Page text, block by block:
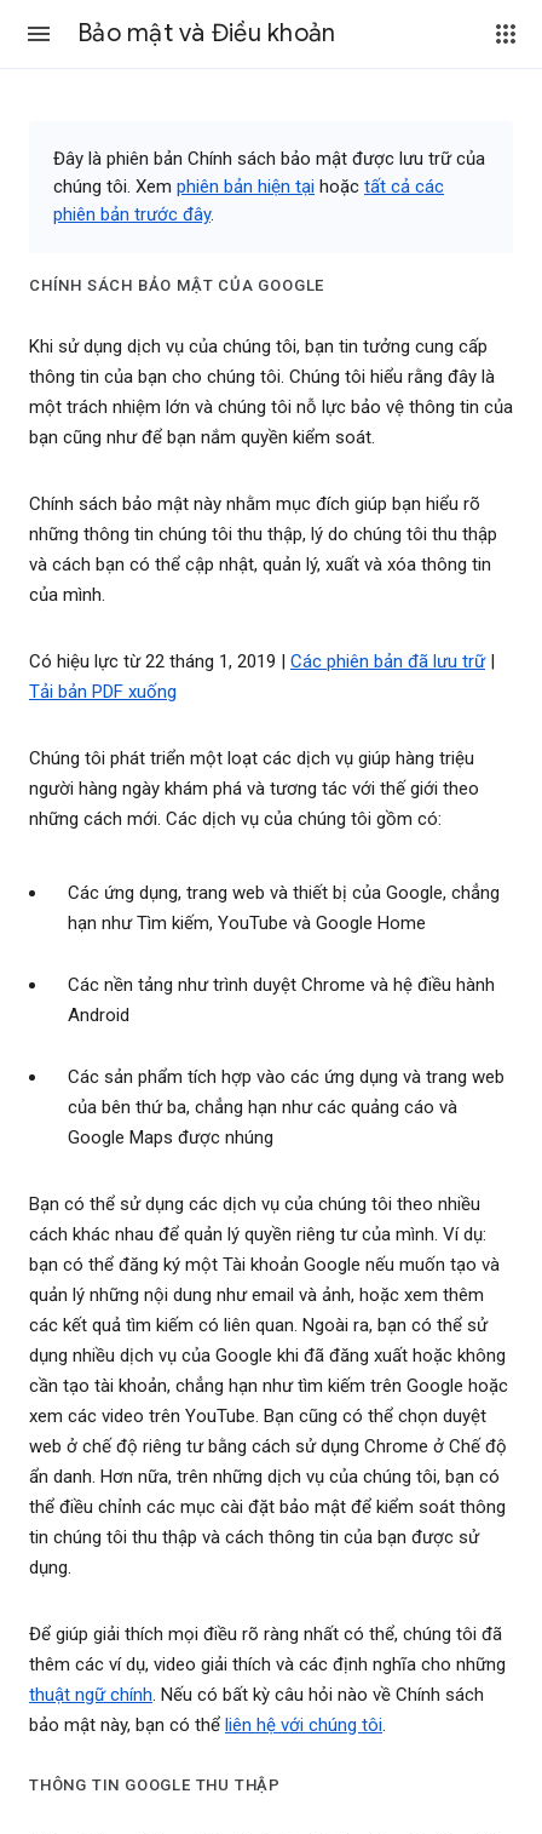
Bảo mật và Điều khoản
Đây là phiên bản Chính sách bảo mật được lưu trữ của
chúng tôi. Xem phiên bản hiện tại hoặc tất cả các
phiên bản trước đây.
CHÍNH SÁCH BẢO MẬT CỦA GOOGLE
Khi sử dụng dịch vụ của chúng tôi, bạn tin tưởng cung cấp
thông tin của bạn cho chúng tôi. Chúng tôi hiểu rằng đây là
một trách nhiệm lớn và chúng tôi nỗ lực bảo vệ thông tin của
bạn cũng như để bạn nắm quyền kiểm soát.
Chính sách bảo mật này nhằm mục đích giúp bạn hiểu rõ
những thông tin chúng tôi thu thập, lý do chúng tôi thu thập
và cách bạn có thể cập nhật, quản lý, xuất và xóa thông tin
của mình.
Có hiệu lực từ 22 tháng 1, 2019 | Các phiên bản đã lưu trữ|
Tải bản PDF xuống
Chúng tôi phát triển một loạt các dịch vụ giúp hàng triệu
người hàng ngày khám phá và tương tác với thế giới theo
những cách mới. Các dịch vụ của chúng tôi gồm có:
Các ứng dụng, trang web và thiết bị của Google, chẳng
hạn như Tìm kiếm, YouTube và Google Home
Các nền tảng như trình duyệt Chrome và hệ điều hành
Android
Các sản phẩm tích hợp vào các ứng dụng và trang web
của bên thứ ba, chẳng hạn như các quảng cáo và
Google Maps được nhúng
Bạn có thể sử dụng các dịch vụ của chúng tôi theo nhiều
cách khác nhau để quản lý quyền riêng tư của mình. Ví dụ:
bạn có thể đăng ký một Tài khoản Google nếu muốn tạo và
quản lý những nội dung như email và ảnh, hoặc xem thêm
các kết quả tìm kiếm có liên quan. Ngoài ra, bạn có thể sử
dụng nhiều dịch vụ của Google khi đã đăng xuất hoặc không
cần tạo tài khoản, chẳng hạn như tìm kiếm trên Google hoặc
xem các video trên YouTube. Bạn cũng có thể chọn duyệt
web ở chế độ riêng tư bằng cách sử dụng Chrome ở Chế độ
ẩn danh. Hơn nữa, trên những dịch vụ của chúng tôi, bạn có
thể điều chỉnh các mục cài đặt bảo mật để kiểm soát thông
tin chúng tôi thu thập và cách thông tin của bạn được sử
dụng.
Để giúp giải thích mọi điều rõ ràng nhất có thể, chúng tôi đã
thêm các ví dụ, video giải thích và các định nghĩa cho những
thuật ngữ chính. Nếu có bất kỳ câu hỏi nào về Chính sách
bảo mật này, bạn có thể liên hệ với chúng tôi.
THÔNG TIN GOOGLE THU THẬP